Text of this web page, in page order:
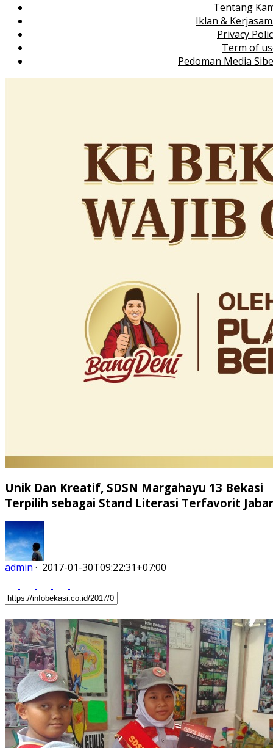
Tentang
Iklan &
Privacy
Term of
Pedoman Media
Unik Dan Kreatif, SDSN Margahayu 13 Bekasi
Terpilih sebagai Stand Literasi Terfavorit Jabar
admin · 2017-01-30T09:22:31+07:00